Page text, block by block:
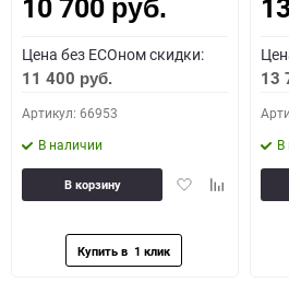
10 700 руб.
Цена без ECOном скидки:
11 400 руб.
Артикул: 66953
В наличии
ДобавитьДобавить
В корзину
13
В